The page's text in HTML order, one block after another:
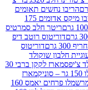
תאומים
הריבו מיקס אדומים 175
חלב סמרטיס
רוטב דיפ
דוריטוס
מארז לקקן ברבי 30
מארז
מרשמלו פרחים יאמס 160